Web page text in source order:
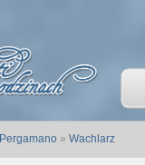
Pergamano » Wachlarz